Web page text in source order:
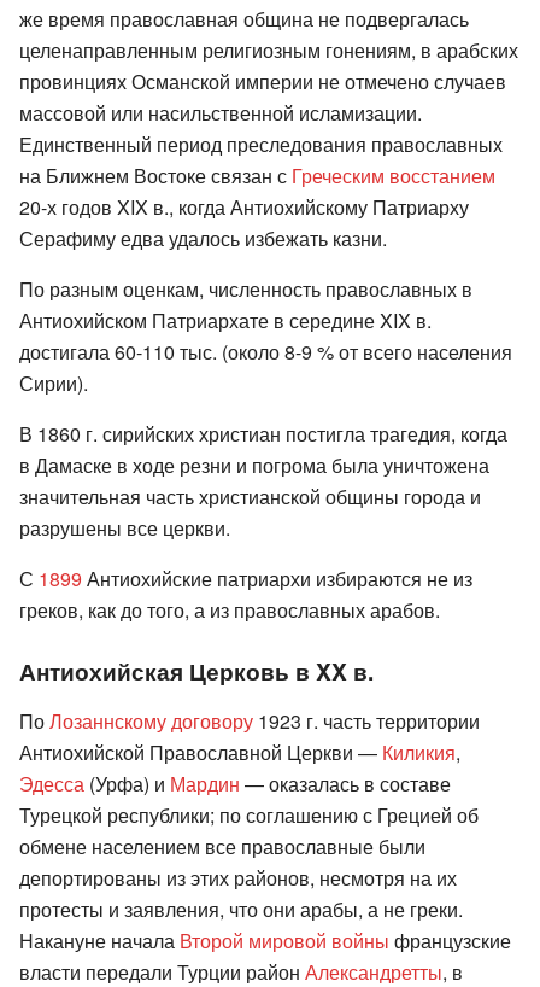
же время православная община не подвергалась
целенаправленным религиозным гонениям, в арабских
провинциях Османской империи не отмечено случаев
массовой или насильственной исламизации.
Единственный период преследования православных
на Ближнем Востоке связан с Греческим восстанием
20-х годов XIX в., когда Антиохийскому Патриарху
Серафиму едва удалось избежать казни.
По разным оценкам, численность православных в
Антиохийском Патриархате в середине XIX в.
достигала 60-110 тыс. (около 8-9 % от всего населения
Сирии).
В 1860 г. сирийских христиан постигла трагедия, когда
в Дамаске в ходе резни и погрома была уничтожена
значительная часть христианской общины города и
разрушены все церкви.
С 1899 Антиохийские патриархи избираются не из
греков, как до того, а из православных арабов.
Антиохийская Церковь в XX в.
ПоЛозаннскому договору 1923 г. часть территории
Антиохийской Православной Церкви — Киликия,
Эдесса (Урфа) и Мардин — оказалась в составе
Турецкой республики; по соглашению с Грецией об
обмене населением все православные были
депортированы из этих районов, несмотря на их
протесты и заявления, что они арабы, а не греки.
Накануне начала Второй мировой войны французские
власти передали Турции район Александретты, в